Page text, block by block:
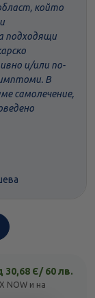
който
подходящи
и/или по-
В
самолечение,
30,68 Є/ 60 лв.
NOW и на